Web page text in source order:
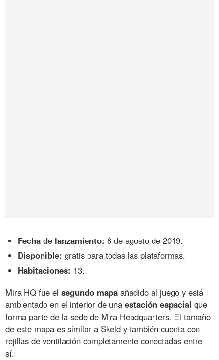
Fecha de lanzamiento: 8 de agosto de 2019.
Disponible: gratis para todas las plataformas.
Habitaciones: 13.
Mira HQ fue elsegundo mapa añadido al juego y está
ambientado en el interior de unaestación espacial que
forma parte de la sede de Mira Headquarters. El tamaño
de este mapa es similar a Skeld y también cuenta con
rejillas de ventilación completamente conectadas entre
sí.